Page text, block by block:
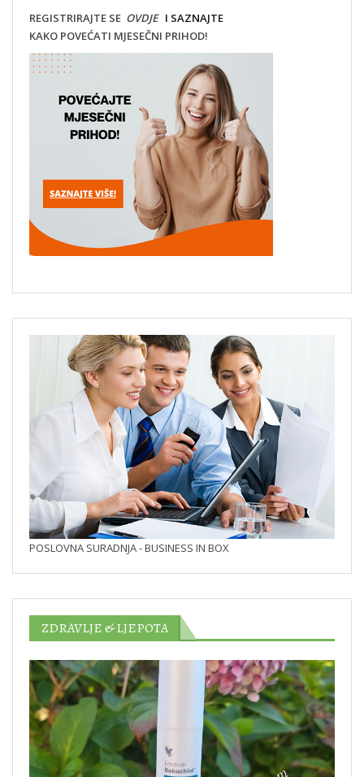
REGISTRIRAJTE SE OVDJEI SAZNAJTE
KAKO POVEĆATI MJESEČNI PRIHOD!
POSLOVNA SURADNJA - BUSINESS IN BOX
ZDRAVLJE & LJEPOTA